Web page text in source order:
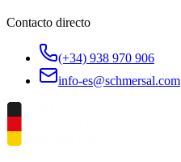
Contacto directo
(+34) 938 970 906
info-es@schmersal.com